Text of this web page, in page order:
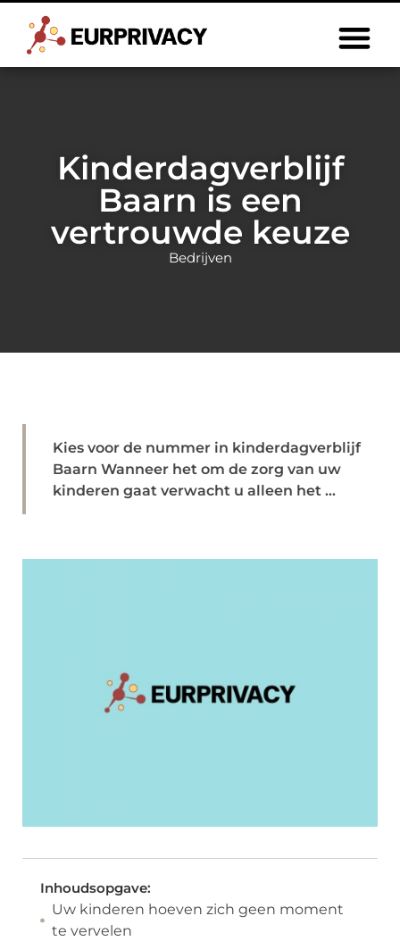
Kinderdagverblijf
Baarn is een
vertrouwde keuze
Bedrijven
Kies voor de nummer in kinderdagverblijf
Baarn Wanneer het om de zorg van uw
kinderen gaat verwacht u alleen het ...
Inhoudsopgave:
Uw kinderen hoeven zich geen moment
te vervelen